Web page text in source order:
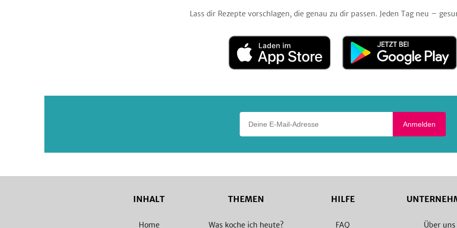
Lass dir Rezepte vorschlagen, die genau zu dir passen. Jeden Tag neu –
Laden
im
App
Jetzt
Google
Anmelden
INHALT
Home
THEMEN
Was koche ich heute?
HILFE
FAQ Über uns